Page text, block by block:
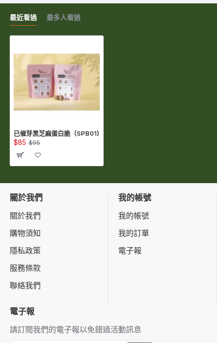
最近看過 最多人看過
已催芽黑芝麻蛋白脆（SPB01)
$85 $95
關於我們
關於我們
購物須知
隱私政策
服務條款
聯絡我們
我的帳號
我的帳號
我的訂單
電子報
電子報
請訂閱我們的電子報以免錯過活動訊息